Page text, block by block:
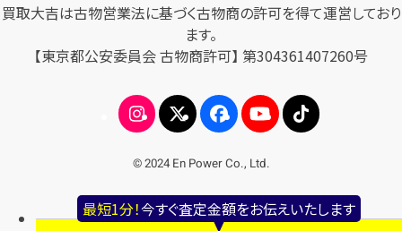
最短1分！今すぐ査定金額をお伝えいたします
買取大吉は古物営業法に基づく古物商の許可を得て運営しており
ます。
【東京都公安委員会 古物商許可】 第304361407260号
© 2024 En Power Co., Ltd.